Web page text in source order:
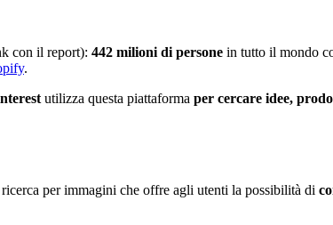
con il report): 442 milioni di persone in tutto il mondo
.
utilizza questa piattaforma per cercare idee,
per immagini che offre agli utenti la possibilità di